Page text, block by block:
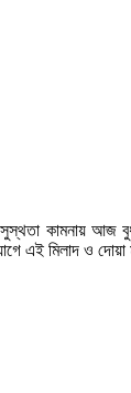
সুস্থতা কামনায়
এই মিলাদ ও